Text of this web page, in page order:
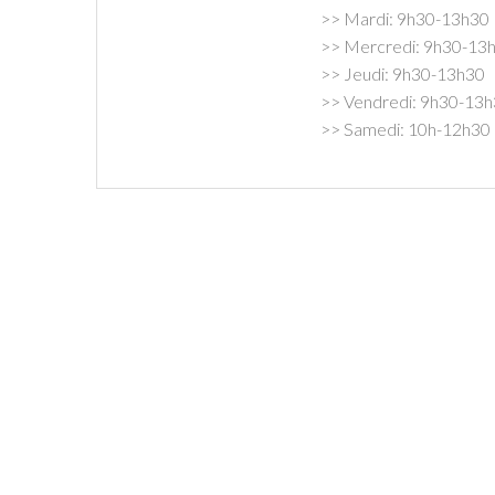
>> Mardi: 9h30-13h30
>> Mercredi: 9h30-
>> Jeudi: 9h30-13h30
>> Vendredi: 9h30-
>> Samedi: 10h-12h30